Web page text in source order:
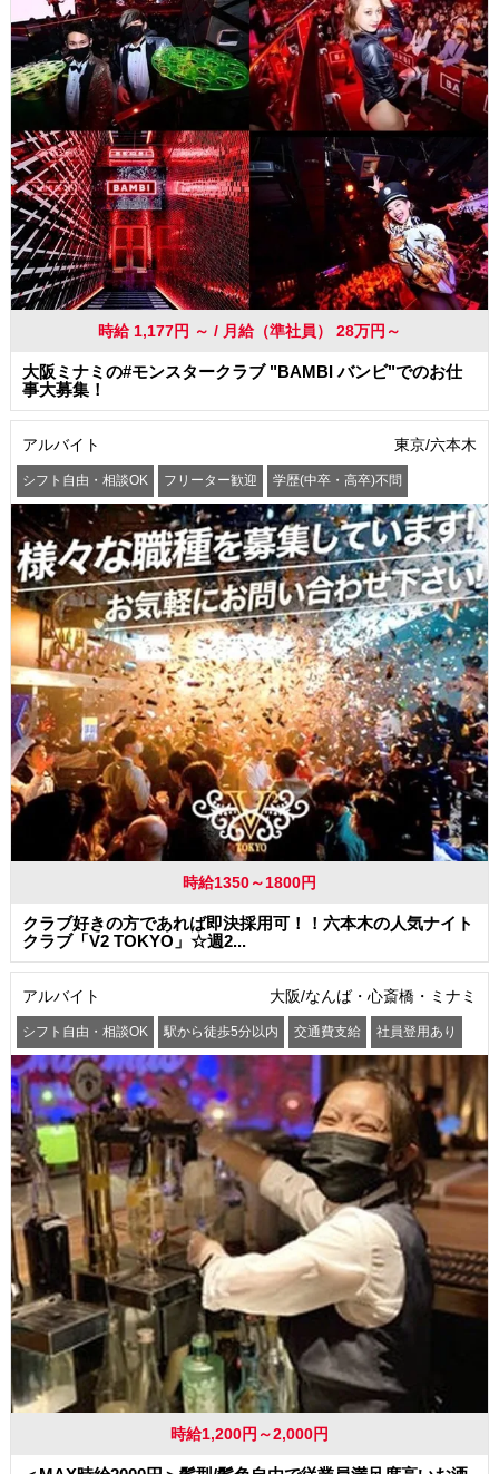
時給 1,177円 ～ / 月給（準社員） 28万円～
大阪ミナミの#モンスタークラブ "BAMBI バンビ"でのお仕
事大募集！
アルバイト 東京/六本木
シフト自由・相談OK フリーター歓迎 学歴(中卒・高卒)不問
髪型・髪色自由 交通費支給
時給1350～1800円
クラブ好きの方であれば即決採用可！！六本木の人気ナイト
クラブ「V2 TOKYO」☆週2...
アルバイト 大阪/なんば・心斎橋・ミナミ
シフト自由・相談OK 駅から徒歩5分以内 交通費支給 社員登用あり
時給1,200円～2,000円